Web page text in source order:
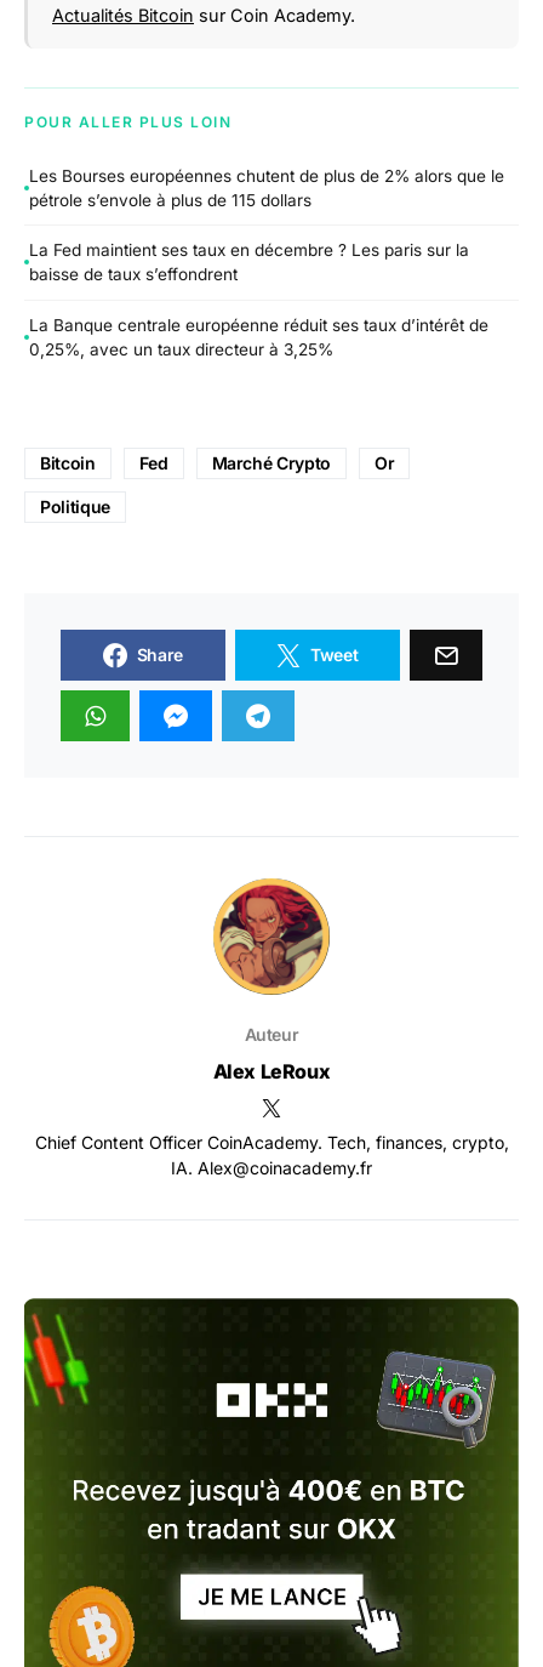
Actualités Bitcoin sur Coin Academy.
POUR ALLER PLUS LOIN
Les Bourses européennes chutent de plus de 2% alors que le
pétrole s’envole à plus de 115 dollars
La Fed maintient ses taux en décembre ? Les paris sur la
baisse de taux s’effondrent
La Banque centrale européenne réduit ses taux d’intérêt de
0,25%, avec un taux directeur à 3,25%
Bitcoin Fed Marché Crypto Or
Politique
Share Tweet
Auteur
Alex LeRoux
Chief Content Officer CoinAcademy. Tech, finances, crypto,
IA. Alex@coinacademy.fr